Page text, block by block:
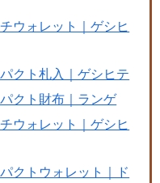
ウォレット｜ゲシヒ
クト札入｜ゲシヒテ
クト財布｜ランゲ
ウォレット｜ゲシヒ
クトウォレット｜ド